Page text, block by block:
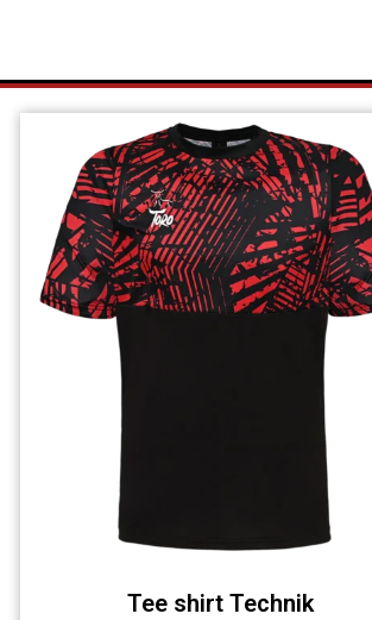
Tee shirt Technik